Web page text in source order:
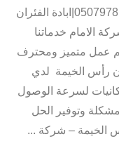
شركة مكافحة فئران رأس الخيمة | 0507978175|ابادة الفئران
الامام خدماتنا
عمل متميز ومحترف
رأس الخيمة لدي
لسرعة الوصول
وتوفير الحل
الخيمة – شركة ...